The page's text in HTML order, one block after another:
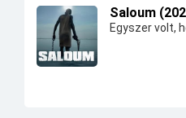
Saloum
Egyszer volt,